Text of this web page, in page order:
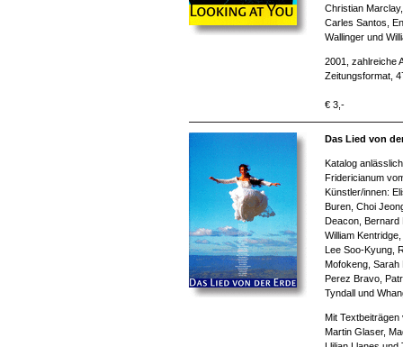
Christian
Carles Santos,
Wallinger und
2001, zahlreiche
Zeitungsformat,
€ 3,-
Das Lied von
Katalog
Fridericianum
Künstler/innen:
Buren, Choi
Deacon, Bernard
William
Lee Soo-Kyung,
Mofokeng,
Perez Bravo,
Tyndall und
Mit Textbeiträgen
Martin Glaser,